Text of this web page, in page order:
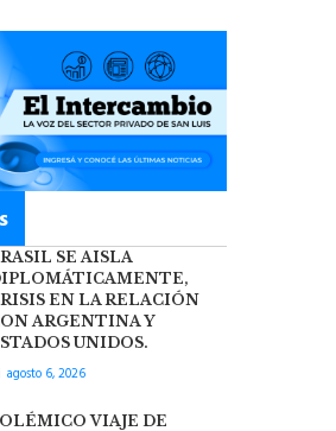
SE AISLA
EN LA RELACIÓN
ARGENTINA Y
UNIDOS.
agosto 6, 2026
VIAJE DE